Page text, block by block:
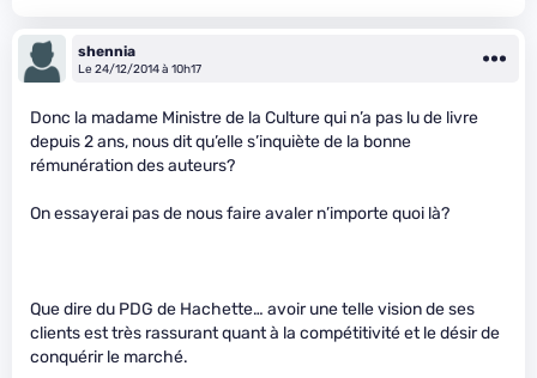
shennia
Le 24/12/2014 à 10h17
Donc la madame Ministre de la Culture qui n’a pas lu de livre
depuis 2 ans, nous dit qu’elle s’inquiète de la bonne
rémunération des auteurs?
On essayerai pas de nous faire avaler n’importe quoi là?
Que dire du PDG de Hachette… avoir une telle vision de ses
clients est très rassurant quant à la compétitivité et le désir de
conquérir le marché.